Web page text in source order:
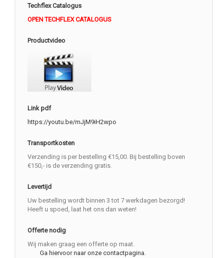
Techflex Catalogus
OPEN TECHFLEX CATALOGUS
Productvideo
Link pdf
https://youtu.be/mJjM9iH2wpo
Transportkosten
Verzending is per bestelling €15,00. Bij bestelling boven
€150,- is de verzending gratis.
Levertijd
Uw bestelling wordt binnen 3 tot 7 werkdagen bezorgd!
Heeft u spoed, laat het ons dan weten!
Offerte nodig
Wij maken graag een offerte op maat.
Ga hiervoor naar onze contactpagina.